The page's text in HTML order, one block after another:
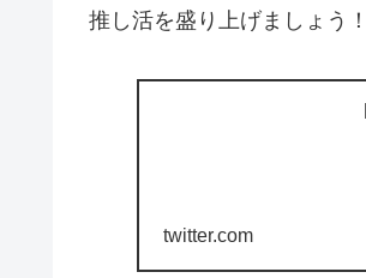
推し活を盛り上げましょう！
twitter.com